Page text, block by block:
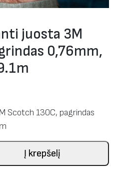
juosta 3M
0,76mm,
Scotch 130C, pagrindas
Į krepšelį